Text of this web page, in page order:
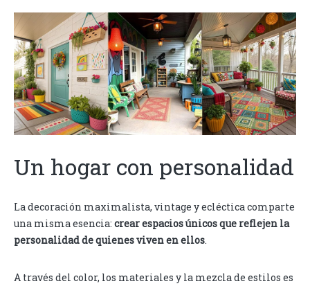
Un hogar con personalidad
La decoración maximalista, vintage y ecléctica comparte
una misma esencia: crear espacios únicos que reflejen la
personalidad de quienes viven en ellos.
A través del color, los materiales y la mezcla de estilos es